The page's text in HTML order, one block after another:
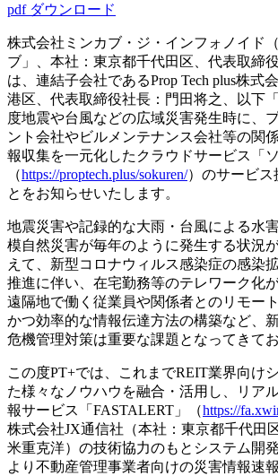
pdf ダウンロード
株式会社ミンカブ・ジ・インフォノイド
ブ」、本社：東京都千代田区、代表取締
は、連結子会社であるProp Tech plus株式
港区、代表取締役社長：門田将之、以下
度地震や台風などの広域災害発生時に、
ント会社やビルメンテナンス会社等の関
報収集を一元化したクラウドサービス「ソ
（https://proptech.plus/sokuren/）のサービス
とをお知らせいたします。
地震災害や記録的な大雨・台風による水
模自然災害が毎年のように発生する状況
えて、新型コロナウィルス感染症の感染
推進に伴い、在宅勤務等のテレワーク化
遠隔地で働く従業員や関係者とのリモー
かつ効率的な情報伝達方法の構築など、
危機管理対策は重要な課題となってきてお
この度PT+では、これまでREIT業界向け
た様々なノウハウを融合・活用し、リア
報サービス「FASTALERT」（https://
株式会社JX通信社（本社：東京都千代田
米重克洋）の技術協力のもとシステム開
より不動産管理事業者向けの災害情報速